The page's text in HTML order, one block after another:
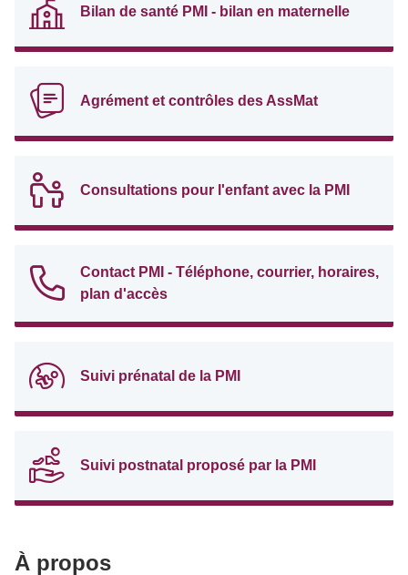
Bilan de santé PMI - bilan en maternelle
Agrément et contrôles des AssMat
Consultations pour l'enfant avec la PMI
Contact PMI - Téléphone, courrier, horaires,
plan d'accès
Suivi prénatal de la PMI
Suivi postnatal proposé par la PMI
À propos